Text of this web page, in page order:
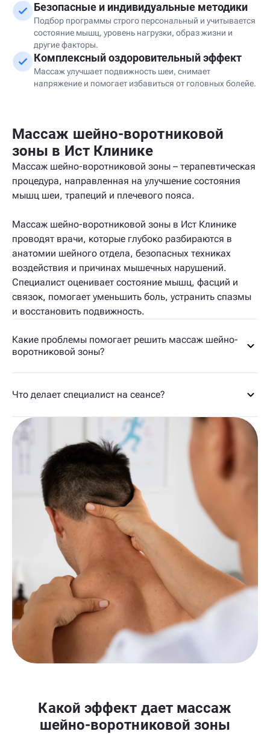
Безопасные и индивидуальные методики
Подбор программы строго персональный и учитывается
состояние мышц, уровень нагрузки, образ жизни и
другие факторы.
Комплексный оздоровительный эффект
Массаж улучшает подвижность шеи, снимает
напряжение и помогает избавиться от головных болейе.
Массаж шейно-воротниковой
зоны в Ист Клинике
Массаж шейно-воротниковой зоны – терапевтическая
процедура, направленная на улучшение состояния
мышц шеи, трапеций и плечевого пояса.
Массаж шейно-воротниковой зоны в Ист Клинике
проводят врачи, которые глубоко разбираются в
анатомии шейного отдела, безопасных техниках
воздействия и причинах мышечных нарушений.
Специалист оценивает состояние мышц, фасций и
связок, помогает уменьшить боль, устранить спазмы
и восстановить подвижность.
Какие проблемы помогает решить массаж шейно-
воротниковой зоны?
Что делает специалист на сеансе?
Какой эффект дает массаж
шейно-воротниковой зоны